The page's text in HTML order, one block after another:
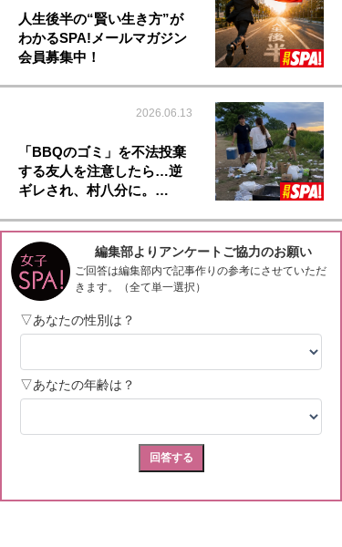
人生後半の“賢い生き方”が
わかるSPA!メールマガジン
会員募集中！
2026.06.13
「BBQのゴミ」を不法投棄
する友人を注意したら…逆
ギレされ、村八分に。…